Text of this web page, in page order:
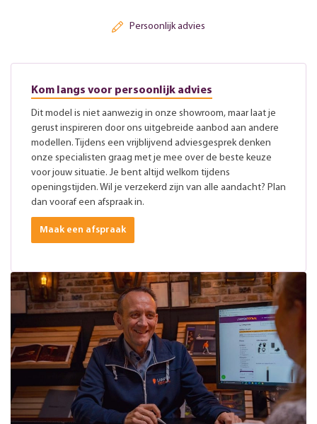
Persoonlijk advies
Kom langs voor persoonlijk advies
Dit model is niet aanwezig in onze showroom, maar laat je
gerust inspireren door ons uitgebreide aanbod aan andere
modellen. Tijdens een vrijblijvend adviesgesprek denken
onze specialisten graag met je mee over de beste keuze
voor jouw situatie. Je bent altijd welkom tijdens
openingstijden. Wil je verzekerd zijn van alle aandacht? Plan
dan vooraf een afspraak in.
Maak een afspraak